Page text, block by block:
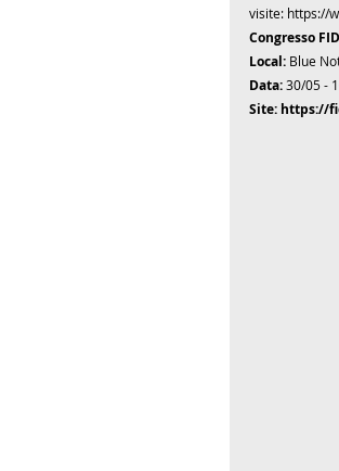
visite: https://
Congresso
Local: Blue
Data: 30/05 -
Site: https://